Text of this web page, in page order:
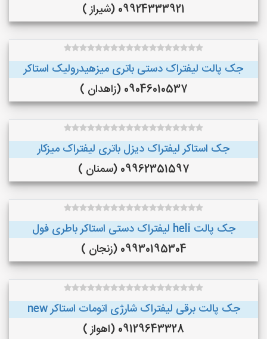
09924333921 (شیراز )
جک پالت لیفتراک دستی باتری میزهیدرولیک استاکر
09046010537 (زاهدان )
جک استاکر لیفتراک دیزل باتری لیفتراک میزکار
09962351597 (سمنان )
جک پالت heli لیفتراک دستی استاکر باطری فول
09930195304 (زنجان )
جک پالت برقی لیفتراک شارژی اتومات استاکر new
09129643328 (اهواز )